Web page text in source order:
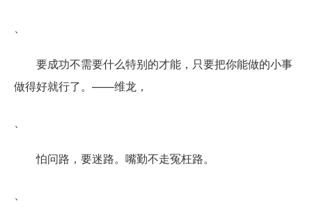
、
要成功不需要什么特别的才能，只要把你能做的小事
做得好就行了。——维龙，
、
怕问路，要迷路。嘴勤不走冤枉路。
、